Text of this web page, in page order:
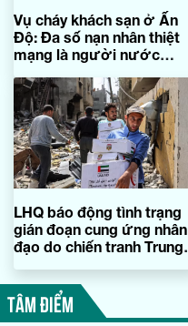
Vụ cháy khách sạn ở Ấn
Độ: Đa số nạn nhân thiệt
mạng là người nước
LHQ báo động tình trạng
gián đoạn cung ứng nhân
đạo do chiến tranh Trung
TÂM ĐIỂM